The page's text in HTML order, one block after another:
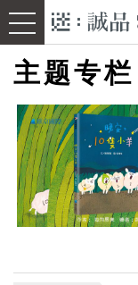
主题专栏